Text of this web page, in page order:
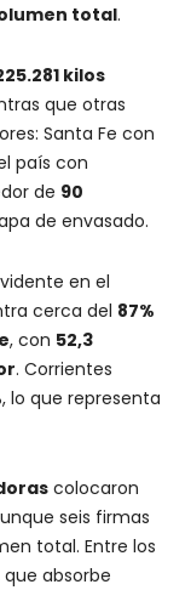
total.
kilos
que otras
Santa Fe con
país con
de 90
de envasado.
en el
cerca del 87%
, con 52,3
. Corrientes
, lo que representa
colocaron
seis firmas
total. Entre los
que absorbe